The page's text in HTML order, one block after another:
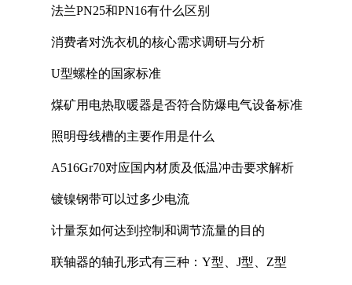
法兰PN25和PN16有什么区别
消费者对洗衣机的核心需求调研与分析
U型螺栓的国家标准
煤矿用电热取暖器是否符合防爆电气设备标准
照明母线槽的主要作用是什么
A516Gr70对应国内材质及低温冲击要求解析
镀镍钢带可以过多少电流
计量泵如何达到控制和调节流量的目的
联轴器的轴孔形式有三种：Y型、J型、Z型